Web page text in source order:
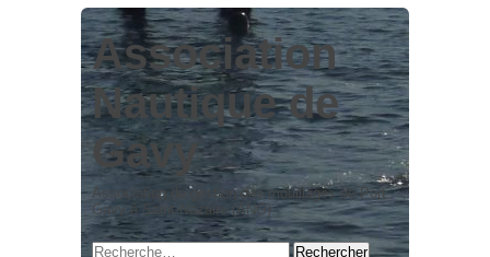
Association
Nautique de
Gavy
Association de gestion des mouillages de Port
Gavy à Saint-Nazaire (ANG)